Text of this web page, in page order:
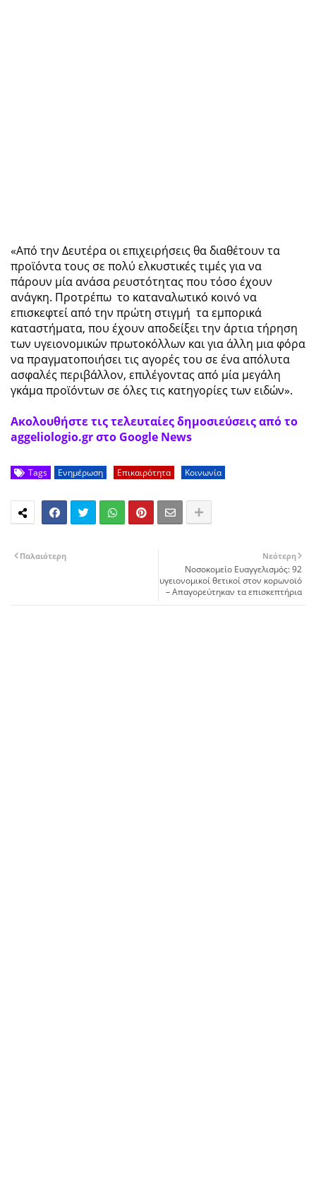
«Από την Δευτέρα οι επιχειρήσεις θα διαθέτουν τα
προϊόντα τους σε πολύ ελκυστικές τιμές για να
πάρουν μία ανάσα ρευστότητας που τόσο έχουν
ανάγκη. Προτρέπω το καταναλωτικό κοινό να
επισκεφτεί από την πρώτη στιγμή τα εμπορικά
καταστήματα, που έχουν αποδείξει την άρτια τήρηση
των υγειονομικών πρωτοκόλλων και για άλλη μια φόρα
να πραγματοποιήσει τις αγορές του σε ένα απόλυτα
ασφαλές περιβάλλον, επιλέγοντας από μία μεγάλη
γκάμα προϊόντων σε όλες τις κατηγορίες των ειδών».
Ακολουθήστε τις τελευταίες δημοσιεύσεις από το
aggeliologio.gr στο Google News
Tags Ενημέρωση Επικαιρότητα Κοινωνία
Νεότερη
Νοσοκομείο Ευαγγελισμός: 92
υγειονομικοί θετικοί στον κορωνοϊό
– Απαγορεύτηκαν τα επισκεπτήρια
Παλαιότερη